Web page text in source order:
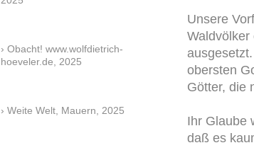
Unsere
obersten
Götter, die
Ihr Glaube
daß es
Obacht! www.wolfdietrich-
hoeveler.de, 2025
Weite Welt, Mauern, 2025